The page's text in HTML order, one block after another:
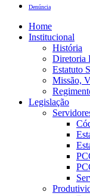
Denúncia
Home
Institucional
História
Diretoria
Estatuto
Missão,
Legislação